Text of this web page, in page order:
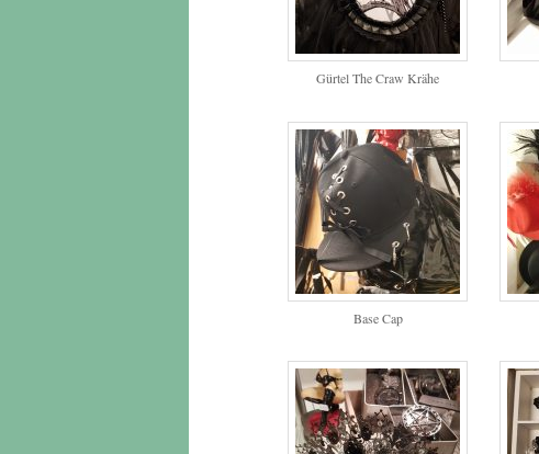
Gürtel The Craw Krähe
Base Cap